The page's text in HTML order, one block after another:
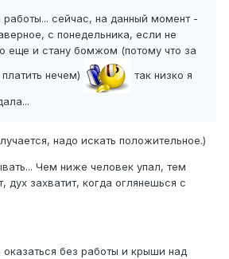
сейчас, на данный момент -
с понедельника, если не
еще и стану бомжом (потому что за
нечем)
так низко я
надо искать положительное.)
Чем ниже человек упал, тем
захватит, когда оглянешься с
без работы и крыши над